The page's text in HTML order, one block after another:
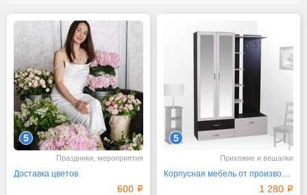
5
Праздники, мероприятия
Доставка цветов
600
5
Прихожие и вешалки
Корпусная мебель от производителя
1 280